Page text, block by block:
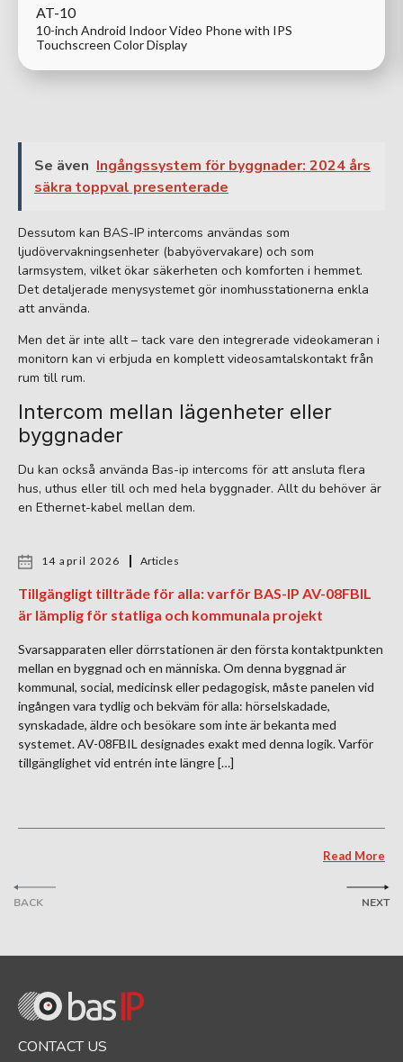
AT-10
10-inch Android Indoor Video Phone with IPS
Touchscreen Color Display
Se även Ingångssystem för byggnader: 2024 års
säkra toppval presenterade
Dessutom kan BAS-IP intercoms användas som
ljudövervakningsenheter (babyövervakare) och som
larmsystem, vilket ökar säkerheten och komforten i hemmet.
Det detaljerade menysystemet gör inomhusstationerna enkla
att använda.
Men det är inte allt – tack vare den integrerade videokameran i
monitorn kan vi erbjuda en komplett videosamtalskontakt från
rum till rum.
Intercom mellan lägenheter eller
byggnader
Du kan också använda Bas-ip intercoms för att ansluta flera
hus, uthus eller till och med hela byggnader. Allt du behöver är
en Ethernet-kabel mellan dem.
BACK
14 april 2026 Articles
Tillgängligt tillträde för alla: varför BAS-IP AV-08FBIL
är lämplig för statliga och kommunala projekt
Svarsapparaten eller dörrstationen är den första kontaktpunkten
mellan en byggnad och en människa. Om denna byggnad är
kommunal, social, medicinsk eller pedagogisk, måste panelen vid
ingången vara tydlig och bekväm för alla: hörselskadade,
synskadade, äldre och besökare som inte är bekanta med
systemet. AV-08FBIL designades exakt med denna logik. Varför
tillgänglighet vid entrén inte längre […]
Read More
NEXT
CONTACT US